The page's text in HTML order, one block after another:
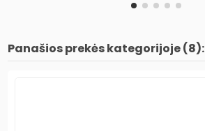
Panašios prekės kategorijoje (8):